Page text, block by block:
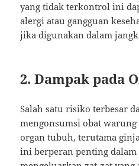
yang tidak terkontrol ini
alergi atau gangguan
jika digunakan dalam
2.Dampak pada
Salah satu risiko terbesar
mengonsumsi obat warung
organ tubuh, terutama
ini berperan penting dalam